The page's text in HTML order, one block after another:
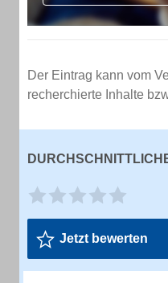
Der Eintrag kann vom
recherchierte Inhalte
Jetzt bewerten